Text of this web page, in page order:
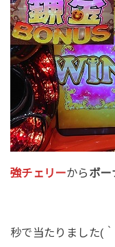
強チェリーから ボー
秒で当たりました(